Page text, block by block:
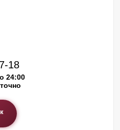
18
24:00